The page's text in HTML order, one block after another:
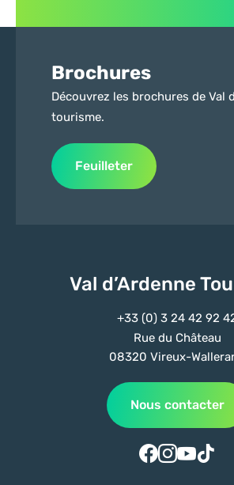
Brochures
Découvrez les brochures de Val
tourisme.
Feuilleter
Val d’Ardenne
+33 (0) 3 24 42 92
Rue du Château
08320 Vireux-
Nous contacter
Suivez-nous sur
Suivez-nous
Suivez-